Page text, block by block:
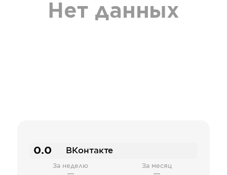
Нет данных
0.0 ВКонтакте
За неделю За месяц